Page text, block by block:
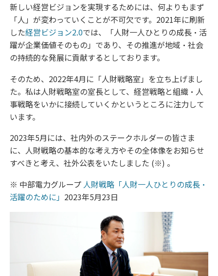
新しい経営ビジョンを実現するためには、何よりもまず
「人」が変わっていくことが不可欠です。2021年に刷新
した経営ビジョン2.0では、「人財一人ひとりの成長・活
躍が企業価値そのもの」であり、その推進が地域・社会
の持続的な発展に貢献するとしております。
そのため、2022年4月に「人財戦略室」を立ち上げまし
た。私は人財戦略室の室長として、経営戦略と組織・人
事戦略をいかに接続していくかというところに注力して
います。
2023年5月には、社内外のステークホルダーの皆さま
に、人財戦略の基本的な考え方やその全体像をお知らせ
すべきと考え、社外公表をいたしました (※) 。
※ 中部電力グループ 人財戦略「人財一人ひとりの成長・
活躍のために」 2023年5月23日